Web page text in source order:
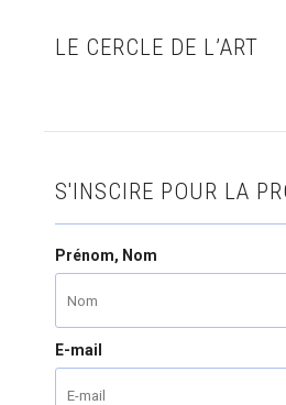
LE CERCLE DE L’ART
S'INSCIRE POUR LA
Prénom, Nom
E-mail